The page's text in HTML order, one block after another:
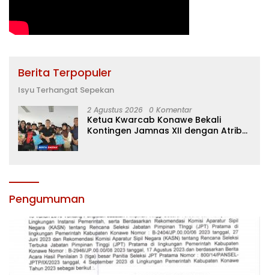
Berita Terpopuler
Isyu Terhangat Sepekan
2 Agustus 2026 0 Komentar
Ketua Kwarcab Konawe Bekali
Kontingen Jamnas XII dengan Atribut
Pengumuman